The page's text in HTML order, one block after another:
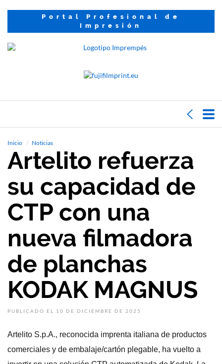
Portal Profesional de
Impresión
Inicio Noticias
Artelito refuerza
su capacidad de
CTP con una
nueva filmadora
de planchas
KODAK MAGNUS
PUBLICADO EL 10 DE DICIEMBRE DE 2025
Artelito S.p.A., reconocida imprenta italiana de productos
comerciales y de embalaje/cartón plegable, ha vuelto a